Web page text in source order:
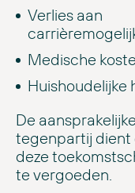
Verlies aan
Medische
Huishoudelijke
De aansprakelijke
tegenpartij dient
deze
te vergoeden.